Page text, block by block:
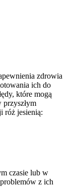
zdrowia
ich do
które mogą
przyszłym
róż jesienią:
czasie lub w
z ich